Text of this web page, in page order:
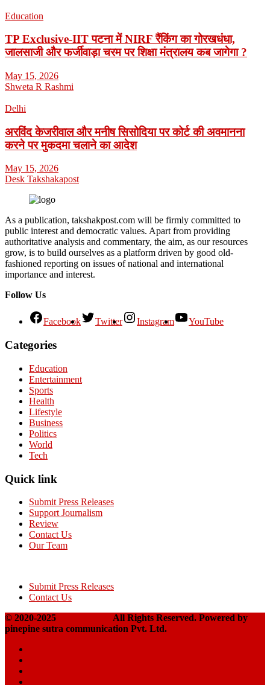
Education
TP Exclusive-IIT पटना में NIRF रैंकिंग का गोरखधंधा,
जालसाजी और फर्जीवाड़ा चरम पर शिक्षा मंत्रालय कब जागेगा ?
May 15, 2026
Shweta R Rashmi
Delhi
अरविंद केजरीवाल और मनीष सिसोदिया पर कोर्ट की अवमानना
करने पर मुकदमा चलाने का आदेश
May 15, 2026
Desk Takshakapost
As a publication, takshakpost.com will be firmly committed to
public interest and democratic values. Apart from providing
authoritative analysis and commentary, the aim, as our resources
grow, is to build ourselves as a platform driven by good old-
fashioned reporting on issues of national and international
importance and interest.
Follow Us
Facebook Twitter Instagram YouTube
Categories
Education
Entertainment
Sports
Health
Lifestyle
Business
Politics
World
Tech
Quick link
Submit Press Releases
Support Journalism
Review
Contact Us
Our Team
Submit Press Releases
Contact Us
© 2020-2025
All Rights Reserved. Powered by
pinepine sutra communication Pvt. Ltd.